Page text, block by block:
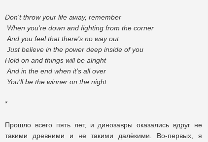
Don't throw your life away, remember
When you're down and fighting from the corner
And you feel that there's no way out
Just believe in the power deep inside of you
Hold on and things will be alright
And in the end when it's all over
You'll be the winner on the night
*
Прошло всего пять лет, и динозавры оказались вдруг не
такими древними и не такими далёкими. Во-первых, я